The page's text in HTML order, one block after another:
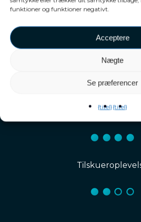
funktioner og funktioner negativt.
Acceptere
Nægte
Se præferencer
{titel}{titel}
4D-effekter og
Gæsteeksp.